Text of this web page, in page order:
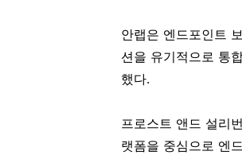
안랩은 엔드포인트
션을 유기적으로 통
했다.
프로스트 앤드 설리
랫폼을 중심으로 엔